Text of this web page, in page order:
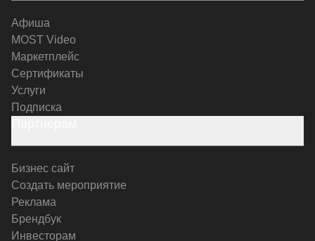
Афиша
MOST Video
Маркетплейс
Сертификаты
Услуги
Подписка
Бизнес сайт
Создать мероприятие
Реклама
Брендбук
Инвесторам